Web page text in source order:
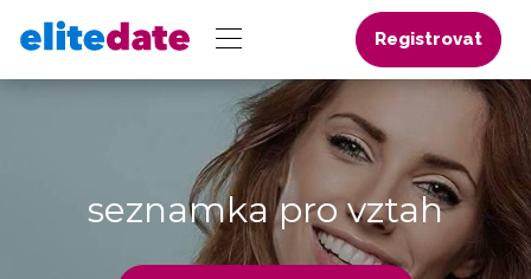
Registrovat
seznamka pro vztah